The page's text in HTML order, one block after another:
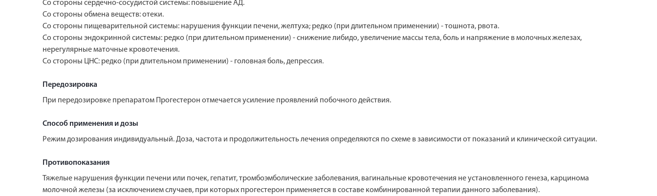
Со стороны сердечно-сосудистой системы: повышение АД.
Со стороны обмена веществ: отеки.
Со стороны пищеварительной системы: нарушения функции печени, желтуха; редко (при длительном применении) - тошнота, рвота.
Со стороны эндокринной системы: редко (при длительном применении) - снижение либидо, увеличение массы тела, боль и напряжение в молочных железах,
нерегулярные маточные кровотечения.
Со стороны ЦНС: редко (при длительном применении) - головная боль, депрессия.
Передозировка
При передозировке препаратом Прогестерон отмечается усиление проявлений побочного действия.
Способ применения и дозы
Режим дозирования индивидуальный. Доза, частота и продолжительность лечения определяются по схеме в зависимости от показаний и клинической ситуации.
Противопоказания
Тяжелые нарушения функции печени или почек, гепатит, тромбоэмболические заболевания, вагинальные кровотечения не установленного генеза, карцинома
молочной железы (за исключением случаев, при которых прогестерон применяется в составе комбинированной терапии данного заболевания).